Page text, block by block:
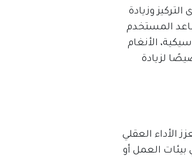
وزيادة
المستخدم
الأنغام
لزيادة
الأداء العقلي
بيئات العمل أو